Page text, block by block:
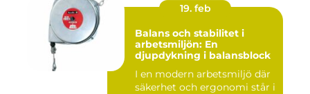
19. feb
Balans och stabilitet i
arbetsmiljön: En
djupdykning i balansblock
I en modern arbetsmiljö där
säkerhet och ergonomi står i